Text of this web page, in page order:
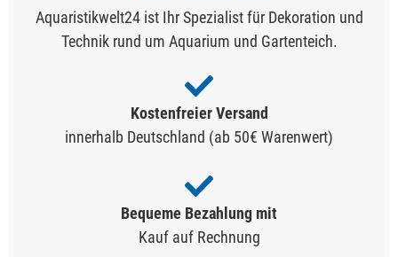
Aquaristikwelt24 ist Ihr Spezialist für Dekoration und
Technik rund um Aquarium und Gartenteich.
Kostenfreier Versand
innerhalb Deutschland (ab 50€ Warenwert)
Bequeme Bezahlung mit
Kauf auf Rechnung